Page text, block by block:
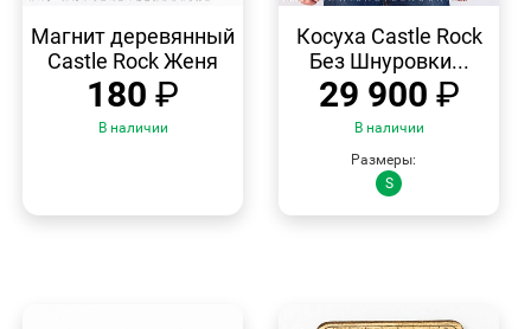
Магнит деревянный
Castle Rock Женя
180 ₽
В наличии
ПРОСМОТР
Косуха Castle Rock
Без Шнуровки...
29 900 ₽
В наличии
Размеры:
S